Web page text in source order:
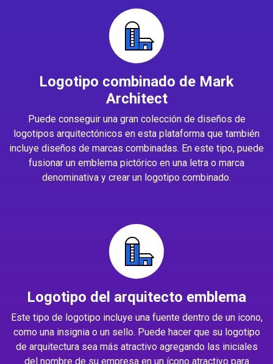
Logotipo combinado de Mark
Architect
Puede conseguir una gran colección de diseños de
logotipos arquitectónicos en esta plataforma que también
incluye diseños de marcas combinadas. En este tipo, puede
fusionar un emblema pictórico en una letra o marca
denominativa y crear un logotipo combinado.
Logotipo del arquitecto emblema
Este tipo de logotipo incluye una fuente dentro de un icono,
como una insignia o un sello. Puede hacer que su logotipo
de arquitectura sea más atractivo agregando las iniciales
del nombre de su empresa en un ícono atractivo para